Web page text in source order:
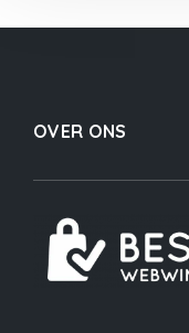
OVER ONS